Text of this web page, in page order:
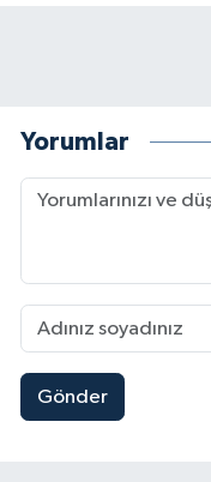
Yorumlar
Gönder
17:19 |